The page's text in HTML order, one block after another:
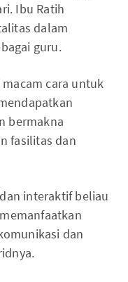
Ibu Ratih
dalam
guru.
cara untuk
bermakna
fasilitas dan
interaktif beliau
dan